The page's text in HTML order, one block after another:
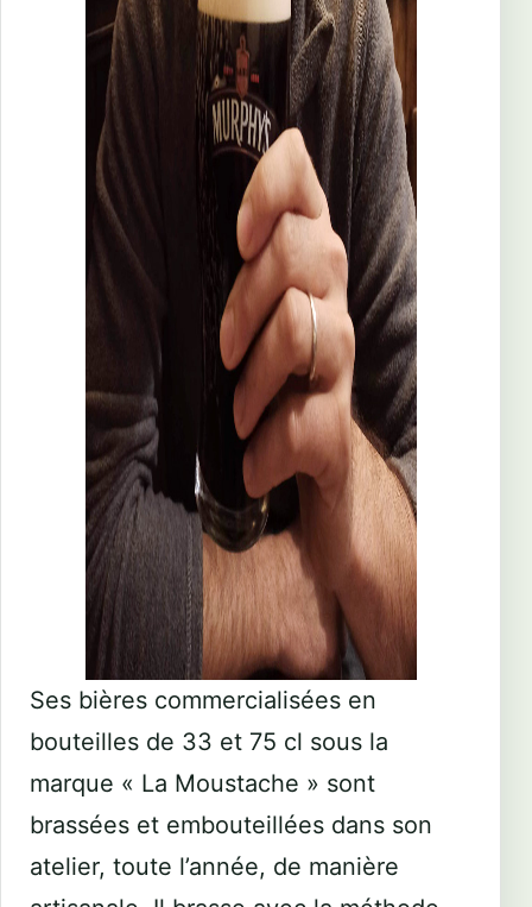
Ses bières commercialisées en
bouteilles de 33 et 75 cl sous la
marque « La Moustache » sont
brassées et embouteillées dans son
atelier, toute l’année, de manière